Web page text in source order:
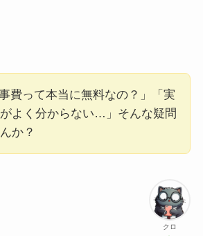
費って本当に無料なの？」「実
よく分からない…」そんな疑問
か？
クロ